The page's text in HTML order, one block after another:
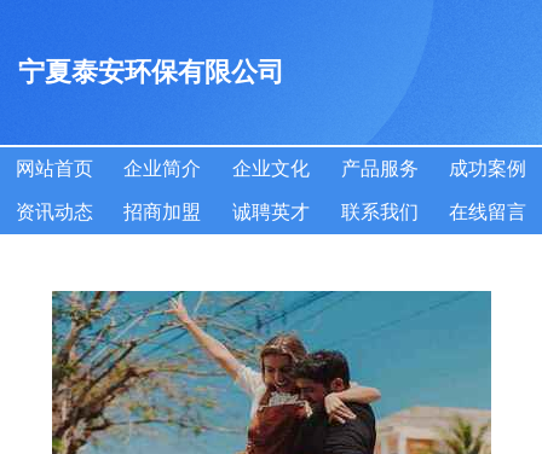
宁夏泰安环保有限公司
网站首页 企业简介 企业文化 产品服务 成功案例
资讯动态 招商加盟 诚聘英才 联系我们 在线留言